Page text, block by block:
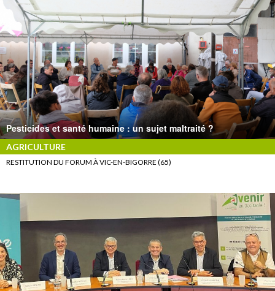
Pesticides et santé humaine : un sujet maltraité ?
AGRICULTURE
RESTITUTION DU FORUM À VIC-EN-BIGORRE (65)